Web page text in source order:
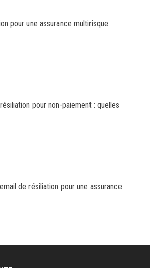
pour une assurance multirisque
pour non-paiement : quelles
de résiliation pour une assurance